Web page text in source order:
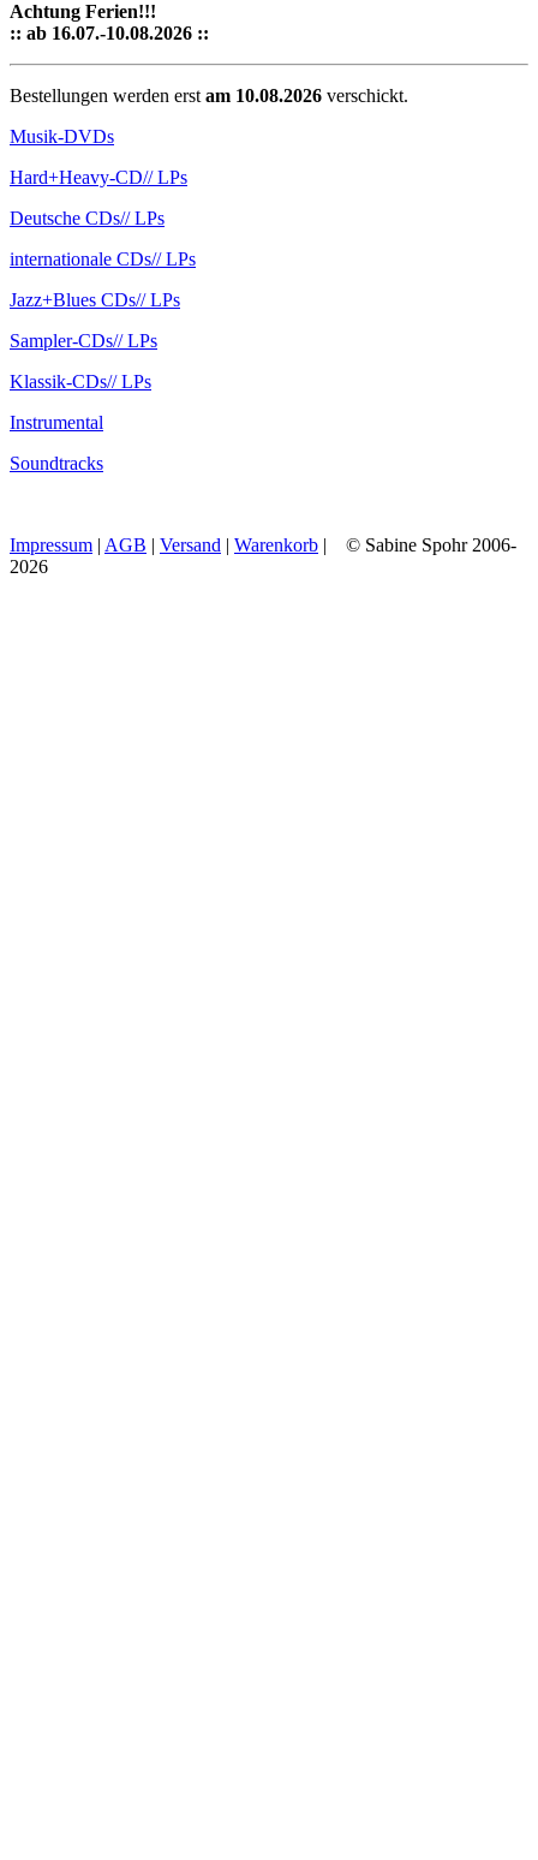
Achtung Ferien!!!
:: ab 16.07.-10.08.2026 ::
Bestellungen werden erst am 10.08.2026 verschickt.
Musik-DVDs
Hard+Heavy-CD// LPs
Deutsche CDs// LPs
internationale CDs// LPs
Jazz+Blues CDs// LPs
Sampler-CDs// LPs
Klassik-CDs// LPs
Instrumental
Soundtracks
Impressum | AGB | Versand | Warenkorb | © Sabine Spohr 2006-
2026